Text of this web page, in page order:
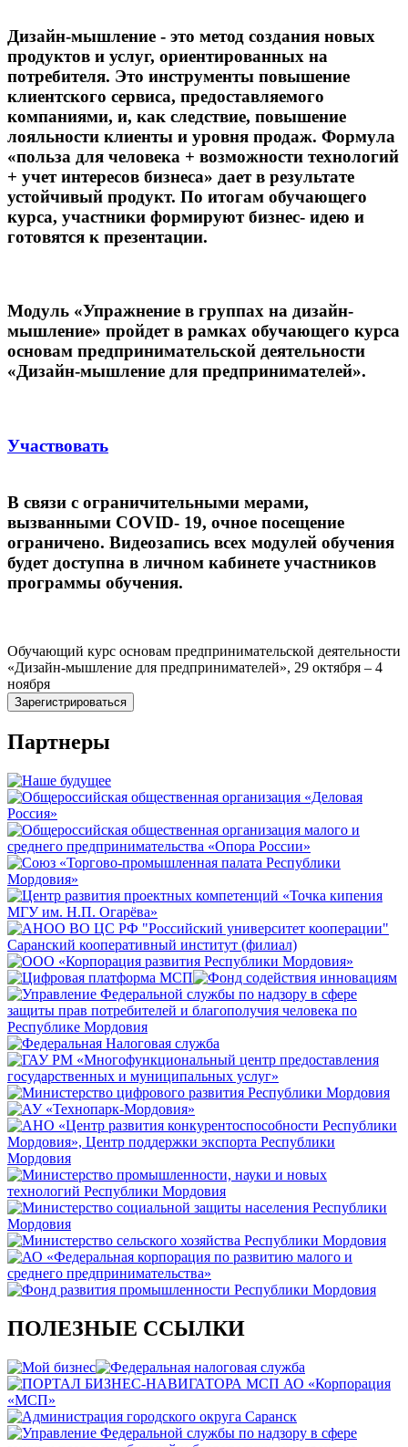
Дизайн-мышление - это метод создания новых
продуктов и услуг, ориентированных на
потребителя. Это инструменты повышение
клиентского сервиса, предоставляемого
компаниями, и, как следствие, повышение
лояльности клиенты и уровня продаж. Формула
«польза для человека + возможности технологий
+ учет интересов бизнеса» дает в результате
устойчивый продукт. По итогам обучающего
курса, участники формируют бизнес- идею и
готовятся к презентации.
Модуль «Упражнение в группах на дизайн-
мышление» пройдет в рамках обучающего курса
основам предпринимательской деятельности
«Дизайн-мышление для предпринимателей».
Участвовать
В связи с ограничительными мерами,
вызванными COVID- 19, очное посещение
ограничено. Видеозапись всех модулей обучения
будет доступна в личном кабинете участников
программы обучения.
Обучающий курс основам предпринимательской деятельности
«Дизайн-мышление для предпринимателей», 29 октября – 4
ноября
Зарегистрироваться
Партнеры
ПОЛЕЗНЫЕ ССЫЛКИ